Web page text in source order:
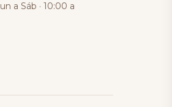
a Sáb · 10:00 a